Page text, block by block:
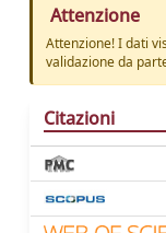
Attenzione
Attenzione! I dati
validazione da
Citazioni